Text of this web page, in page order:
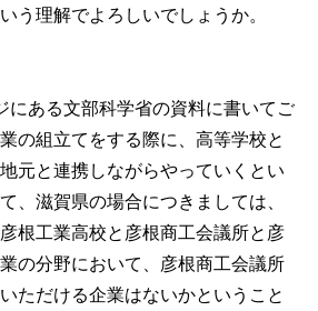
う理解でよろしいでしょうか。
にある文部科学省の資料に書いてご
の組立てをする際に、高等学校と
元と連携しながらやっていくとい
、滋賀県の場合につきましては、
根工業高校と彦根商工会議所と彦
の分野において、彦根商工会議所
ただける企業はないかということ